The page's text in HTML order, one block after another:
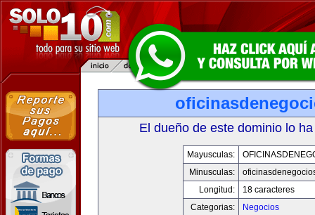
El dueño de este dominio lo
Mayusculas:
Minusculas:
Longitud:
18 caracteres
Categorias:
Negocios